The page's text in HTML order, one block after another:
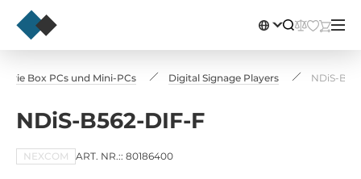
Box PCs und Mini-PCs Digital Signage Players NDiS-
NDiS-B562-DIF-F
NEXCOM ART. NR.:: 80186400